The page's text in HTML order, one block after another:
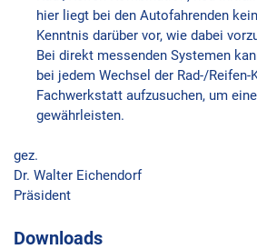
hier liegt bei den Autofahrenden
Kenntnis darüber vor, wie dabei
Bei direkt messenden Systemen
bei jedem Wechsel der Rad-/
Fachwerkstatt aufzusuchen, um
gewährleisten.
gez.
Dr. Walter Eichendorf
Präsident
Downloads